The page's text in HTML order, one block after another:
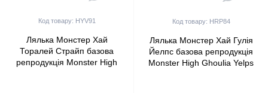
Код товару: HYV91
Лялька Монстер Хай
Торалей Страйп базова
репродукція Monster High
Код товару: HRP84
Лялька Монстер Хай Гулія
Йелпс базова репродукція
Monster High Ghoulia Yelps